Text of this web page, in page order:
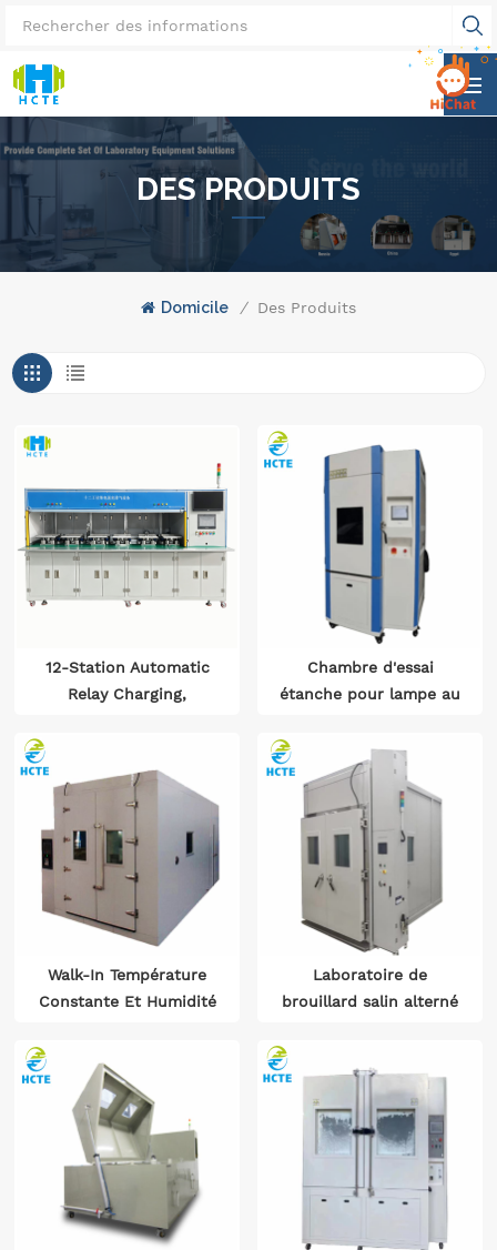
DES PRODUITS
Domicile / Des Produits
12-Station Automatic
Relay Charging,
Equipment for
Automotive
Components
Chambre d'essai
étanche pour lampe au
air) ISO 105-B04:1994
ISO4892-2:2006
Walk-In Température
Constante Et Humidité
Température
Laboratoire de
brouillard salin alterné